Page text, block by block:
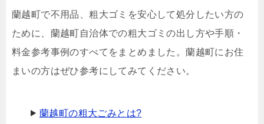
蘭越町で不用品、粗大ゴミを安心して処分したい方の
ために、蘭越町自治体での粗大ゴミの出し方や手順・
料金参考事例のすべてをまとめました。蘭越町にお住
まいの方はぜひ参考にしてみてください。
蘭越町の粗大ごみとは?